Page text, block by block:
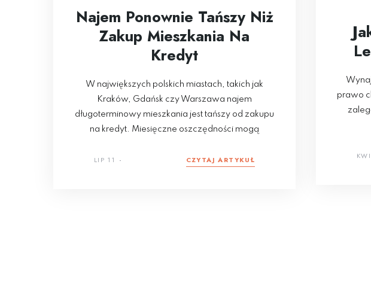
Najem Ponownie Tańszy Niż
Zakup Mieszkania Na
Kredyt
W największych polskich miastach, takich jak
Kraków, Gdańsk czy Warszawa najem
długoterminowy mieszkania jest tańszy od zakupu
na kredyt. Miesięczne oszczędności mogą
LIP 11 CZYTAJ ARTYKUŁ
prawo